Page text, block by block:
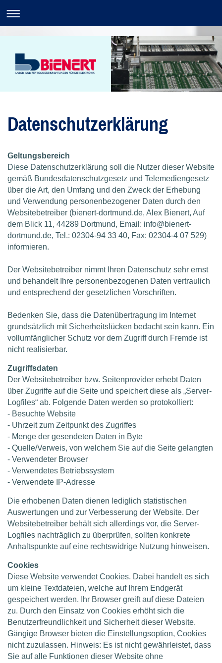
Datenschutzerklärung
Geltungsbereich
Diese Datenschutzerklärung soll die Nutzer dieser Website
gemäß Bundesdatenschutzgesetz und Telemediengesetz
über die Art, den Umfang und den Zweck der Erhebung
und Verwendung personenbezogener Daten durch den
Websitebetreiber (bienert-dortmund.de, Alex Bienert, Auf
dem Blick 11, 44289 Dortmund, Email: info@bienert-
dortmund.de, Tel.: 02304-94 33 40, Fax: 02304-4 07 529)
informieren.
Der Websitebetreiber nimmt Ihren Datenschutz sehr ernst
und behandelt Ihre personenbezogenen Daten vertraulich
und entsprechend der gesetzlichen Vorschriften.
Bedenken Sie, dass die Datenübertragung im Internet
grundsätzlich mit Sicherheitslücken bedacht sein kann. Ein
vollumfänglicher Schutz vor dem Zugriff durch Fremde ist
nicht realisierbar.
Zugriffsdaten
Der Websitebetreiber bzw. Seitenprovider erhebt Daten
über Zugriffe auf die Seite und speichert diese als „Server-
Logfiles“ ab. Folgende Daten werden so protokolliert:
- Besuchte Website
- Uhrzeit zum Zeitpunkt des Zugriffes
- Menge der gesendeten Daten in Byte
- Quelle/Verweis, von welchem Sie auf die Seite gelangten
- Verwendeter Browser
- Verwendetes Betriebssystem
- Verwendete IP-Adresse
Die erhobenen Daten dienen lediglich statistischen
Auswertungen und zur Verbesserung der Website. Der
Websitebetreiber behält sich allerdings vor, die Server-
Logfiles nachträglich zu überprüfen, sollten konkrete
Anhaltspunkte auf eine rechtswidrige Nutzung hinweisen.
Cookies
Diese Website verwendet Cookies. Dabei handelt es sich
um kleine Textdateien, welche auf Ihrem Endgerät
gespeichert werden. Ihr Browser greift auf diese Dateien
zu. Durch den Einsatz von Cookies erhöht sich die
Benutzerfreundlichkeit und Sicherheit dieser Website.
Gängige Browser bieten die Einstellungsoption, Cookies
nicht zuzulassen. Hinweis: Es ist nicht gewährleistet, dass
Sie auf alle Funktionen dieser Website ohne